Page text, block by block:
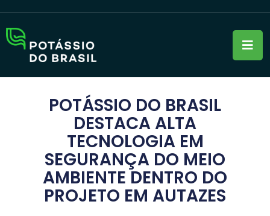
POTÁSSIO DO BRASIL
DESTACA ALTA
TECNOLOGIA EM
SEGURANÇA DO MEIO
AMBIENTE DENTRO DO
PROJETO EM AUTAZES